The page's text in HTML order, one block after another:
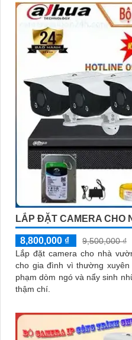
LẮP ĐẶT CAMERA CHO
8,800,000 ₫
9,500,000 ₫
Lắp đặt camera cho nhà
cho gia đình vì thường
phạm dòm ngó và nẩy sinh
thậm chí.